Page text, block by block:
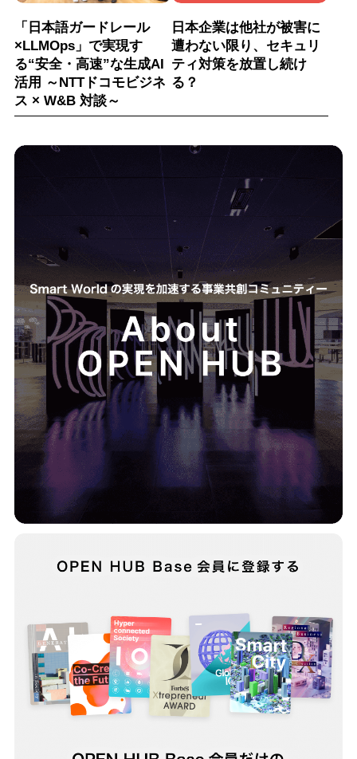
「日本語ガードレール
×LLMOps」で実現す
る“安全・高速”な生成AI
活用 ～NTTドコモビジネ
ス × W&B 対談～
日本企業は他社が被害に
遭わない限り、セキュリ
ティ対策を放置し続け
る？